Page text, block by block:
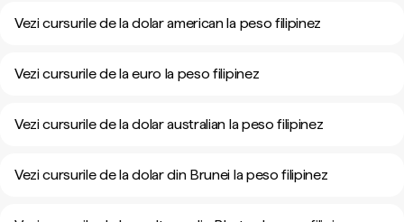
Vezi cursurile de la dolar american la peso filipinez
Vezi cursurile de la euro la peso filipinez
Vezi cursurile de la dolar australian la peso filipinez
Vezi cursurile de la dolar din Brunei la peso filipinez